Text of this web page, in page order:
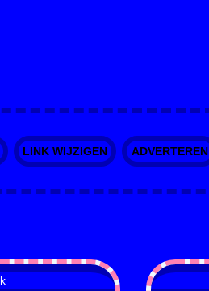
LINK WIJZIGEN ADVERTEREN
k